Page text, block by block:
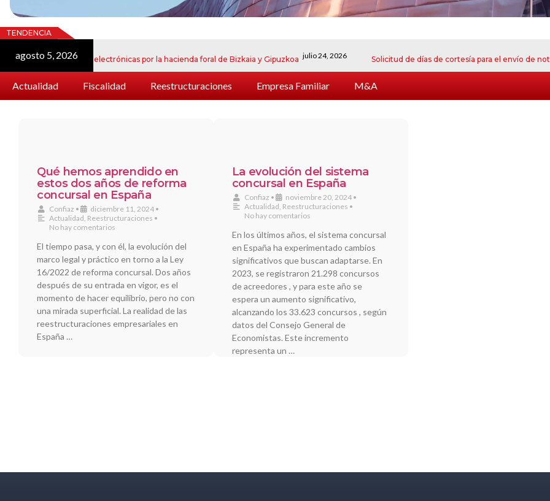
TENDENCIA
agosto 5, 2026
notificaciones electrónicas por la hacienda foral de Bizkaia y Gipuzkoa julio 24, 2026 Solicitud de días de cortesía para el envío de
Actualidad Fiscalidad Reestructuraciones Empresa Familiar M&A
Qué hemos aprendido en
estos dos años de reforma
concursal en España
Confiaz • diciembre 11, 2024 •
Actualidad Reestructuraciones •
No hay comentarios
El tiempo pasa, y con él, la evolución del
marco legal y práctico en torno a la Ley
16/2022 de reforma concursal. Dos años
después de su entrada en vigor, es el
momento de hacer equilibrio, pero no con
una mirada superficial. La realidad de las
reestructuraciones empresariales en
España …
La evolución del sistema
concursal en España
Confiaz • noviembre 20, 2024 •
Actualidad Reestructuraciones •
No hay comentarios
En los últimos años, el sistema concursal
en España ha experimentado cambios
significativos que buscan adaptarse. En
2023, se registraron 21.298 concursos
de acreedores , y para este año se
espera un aumento significativo,
alcanzando los 33.623 concursos , según
datos del Consejo General de
Economistas. Este incremento
representa un …